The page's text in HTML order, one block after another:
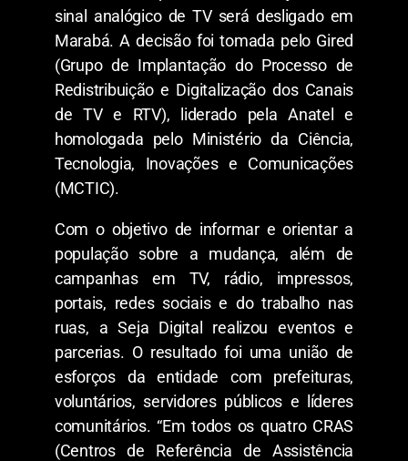
sinal analógico de TV será desligado em
Marabá. A decisão foi tomada pelo Gired
(Grupo de Implantação do Processo de
Redistribuição e Digitalização dos Canais
de TV e RTV), liderado pela Anatel e
homologada pelo Ministério da Ciência,
Tecnologia, Inovações e Comunicações
(MCTIC).
Com o objetivo de informar e orientar a
população sobre a mudança, além de
campanhas em TV, rádio, impressos,
portais, redes sociais e do trabalho nas
ruas, a Seja Digital realizou eventos e
parcerias. O resultado foi uma união de
esforços da entidade com prefeituras,
voluntários, servidores públicos e líderes
comunitários. “Em todos os quatro CRAS
(Centros de Referência de Assistência